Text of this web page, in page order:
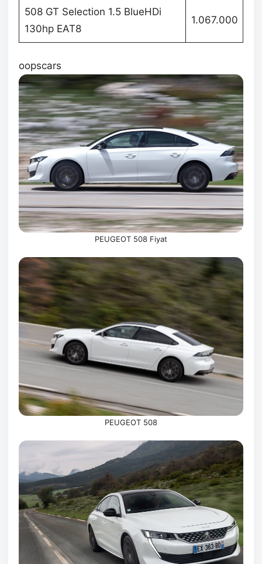
508 GT Selection 1.5 BlueHDi
130hp EAT8
1.067.000
oopscars
PEUGEOT 508 Fiyat
PEUGEOT 508